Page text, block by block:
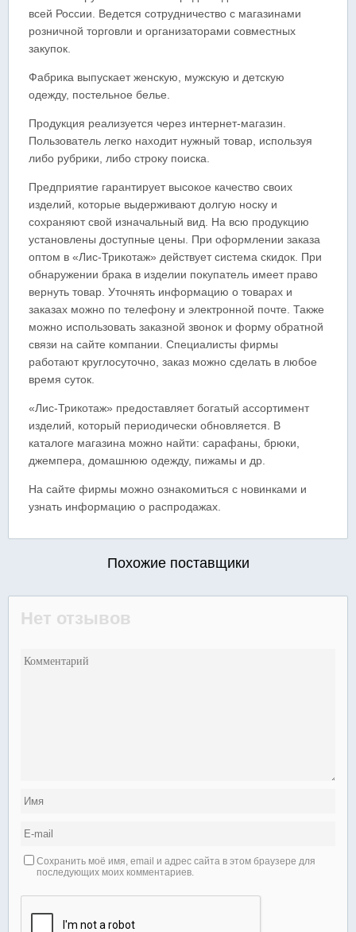
всей России. Ведется сотрудничество с магазинами
розничной торговли и организаторами совместных
закупок.
Фабрика выпускает женскую, мужскую и детскую
одежду, постельное белье.
Продукция реализуется через интернет-магазин.
Пользователь легко находит нужный товар, используя
либо рубрики, либо строку поиска.
Предприятие гарантирует высокое качество своих
изделий, которые выдерживают долгую носку и
сохраняют свой изначальный вид. На всю продукцию
установлены доступные цены. При оформлении заказа
оптом в «Лис-Трикотаж» действует система скидок. При
обнаружении брака в изделии покупатель имеет право
вернуть товар. Уточнять информацию о товарах и
заказах можно по телефону и электронной почте. Также
можно использовать заказной звонок и форму обратной
связи на сайте компании. Специалисты фирмы
работают круглосуточно, заказ можно сделать в любое
время суток.
«Лис-Трикотаж» предоставляет богатый ассортимент
изделий, который периодически обновляется. В
каталоге магазина можно найти: сарафаны, брюки,
джемпера, домашнюю одежду, пижамы и др.
На сайте фирмы можно ознакомиться с новинками и
узнать информацию о распродажах.
Похожие поставщики
Нет отзывов
Сохранить моё имя, email и адрес сайта в этом браузере для
последующих моих комментариев.